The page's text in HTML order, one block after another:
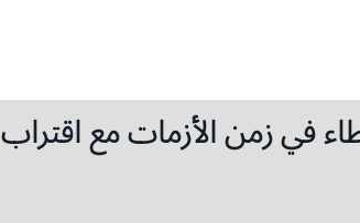
في زمن الأزمات مع اقتراب